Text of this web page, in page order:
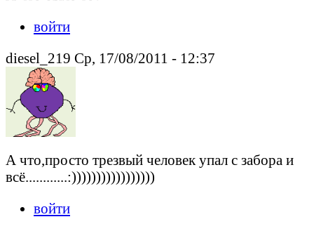
войти
diesel_219 Ср, 17/08/2011 - 12:37
А что,просто трезвый человек упал с забора и
всё............:)))))))))))))))))
войти